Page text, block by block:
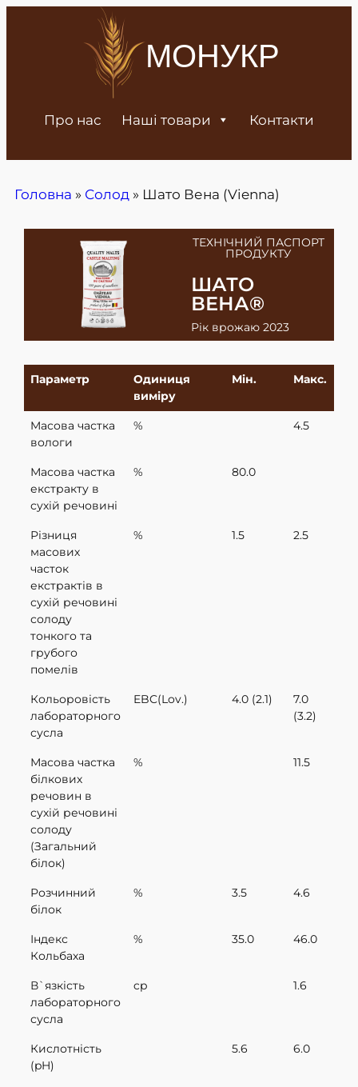
МОНУКР
Про нас Наші товари Контакти
Головна » Солод » Шато Вена (Vienna)
ТЕХНІЧНИЙ ПАСПОРТ
ПРОДУКТУ
ШАТО
ВЕНА®
Рік врожаю 2023
Параметр
Одиниця
виміру
Мiн. Макс.
Mасова частка
вологи
% 4.5
Масова частка
екстракту в
сухій речовині
% 80.0
Різниця
масових
часток
екстрактів в
сухій речовині
солоду
тонкого та
грубого
помелів
% 1.5 2.5
Кольоровість
лабораторного
сусла
EBC(Lov.) 4.0 (2.1)
7.0
(3.2)
Масова частка
білкових
речовин в
сухій речовині
солоду
(Загальний
білок)
% 11.5
Розчинний
білок
% 3.5 4.6
Індекс
Кольбаха
% 35.0 46.0
В`язкість
лабораторного
сусла
cp 1.6
Кислотність
(pH)
5.6 6.0